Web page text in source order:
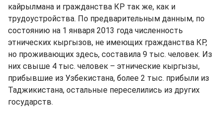
кайрылмана и гражданства КР так же, как и
трудоустройства. По предварительным данным, по
состоянию на 1 января 2013 года численность
этнических кыргызов, не имеющих гражданства КР,
но проживающих здесь, составила 9 тыс. человек. Из
них свыше 4 тыс. человек – этнические кыргызы,
прибывшие из Узбекистана, более 2 тыс. прибыли из
Таджикистана, остальные переселились из других
государств.